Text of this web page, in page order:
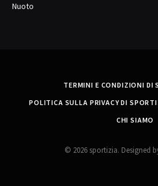
Nuoto
TERMINI E CONDIZIONI DI
POLITICA SULLA PRIVACY DI
CHI SIAMO
© 2026 sportizia. Designed